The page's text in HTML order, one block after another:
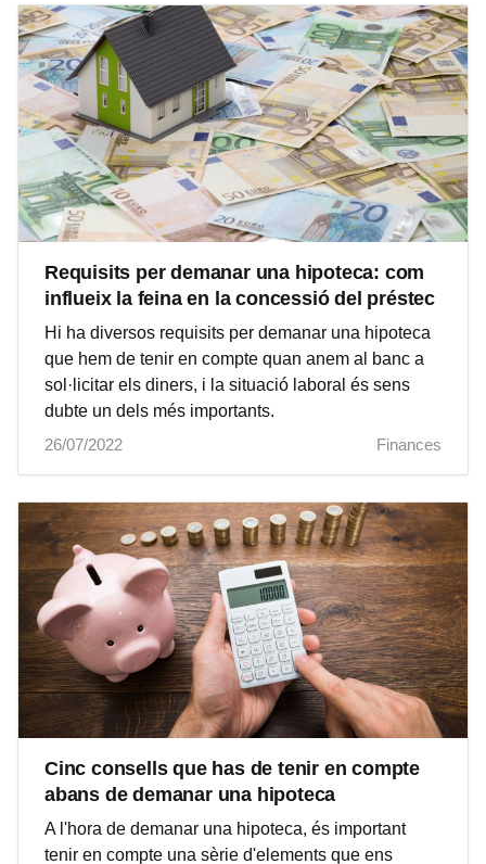
Requisits per demanar una hipoteca: com
influeix la feina en la concessió del préstec
Hi ha diversos requisits per demanar una hipoteca
que hem de tenir en compte quan anem al banc a
sol·licitar els diners, i la situació laboral és sens
dubte un dels més importants.
26/07/2022
Finances
Cinc consells que has de tenir en compte
abans de demanar una hipoteca
A l'hora de demanar una hipoteca, és important
tenir en compte una sèrie d'elements que ens